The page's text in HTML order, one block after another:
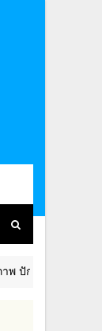
สู่ “Global